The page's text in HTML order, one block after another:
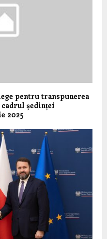
pentru transpunerea
ședinței
2025